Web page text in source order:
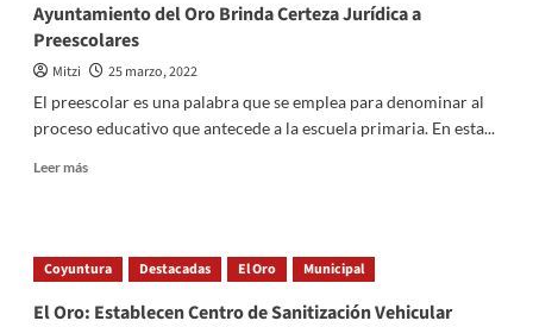
Ayuntamiento del Oro Brinda Certeza Jurídica a
Preescolares
Mitzi
25 marzo, 2022
El preescolar es una palabra que se emplea para denominar al
proceso educativo que antecede a la escuela primaria. En esta...
Leer másRead
del
Oro
Certeza
Coyuntura Destacadas El Oro Municipal
El Oro: Establecen Centro de Sanitización Vehicular